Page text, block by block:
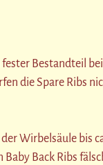
Bestandteil
die Spare Ribs
Wirbelsäule
Baby Back Ribs